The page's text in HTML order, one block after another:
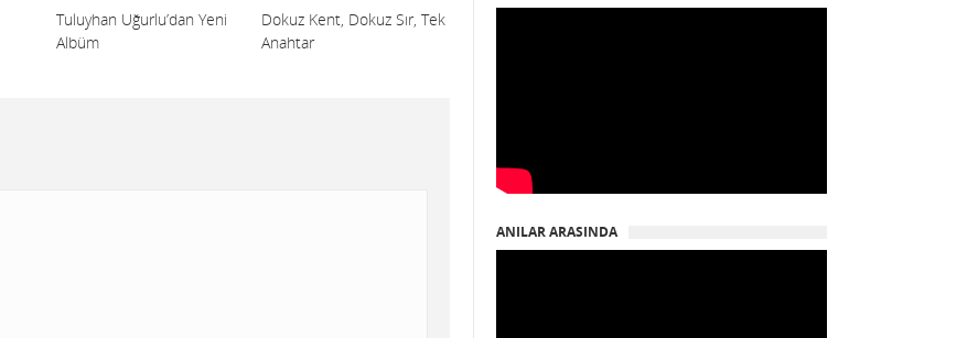
Tuluyhan Uğurlu’dan Yeni
Albüm
Dokuz Kent, Dokuz Sır, Tek
Anahtar
ANILAR ARASINDA